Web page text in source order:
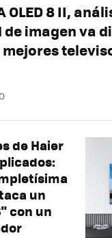
OLED 8 II,
imagen va
de Haier
un
con un